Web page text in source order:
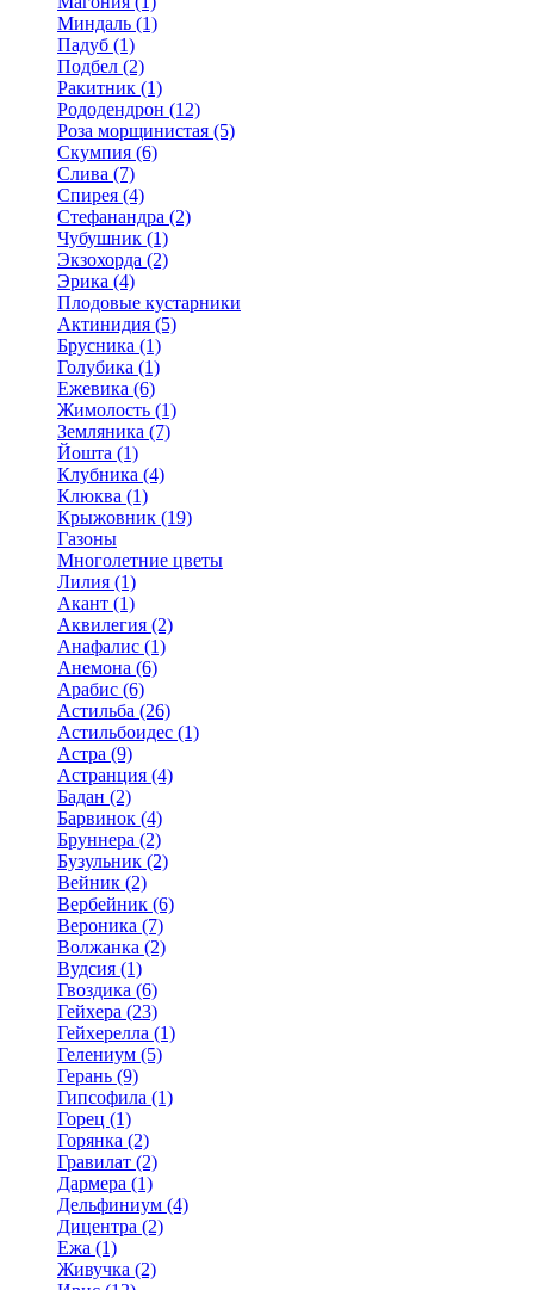
Миндаль (1)
Падуб (1)
Подбел (2)
Ракитник (1)
Рододендрон (12)
Роза морщинистая (5)
Скумпия (6)
Слива (7)
Спирея (4)
Стефанандра (2)
Чубушник (1)
Экзохорда (2)
Эрика (4)
Плодовые кустарники
Актинидия (5)
Брусника (1)
Голубика (1)
Ежевика (6)
Жимолость (1)
Земляника (7)
Йошта (1)
Клубника (4)
Клюква (1)
Крыжовник (19)
Газоны
Многолетние цветы
Лилия (1)
Акант (1)
Аквилегия (2)
Анафалис (1)
Анемона (6)
Арабис (6)
Астильба (26)
Астильбоидес (1)
Астра (9)
Астранция (4)
Бадан (2)
Барвинок (4)
Бруннера (2)
Бузульник (2)
Вейник (2)
Вербейник (6)
Вероника (7)
Волжанка (2)
Вудсия (1)
Гвоздика (6)
Гейхера (23)
Гейхерелла (1)
Гелениум (5)
Герань (9)
Гипсофила (1)
Горец (1)
Горянка (2)
Гравилат (2)
Дармера (1)
Дельфиниум (4)
Дицентра (2)
Ежа (1)
Живучка (2)